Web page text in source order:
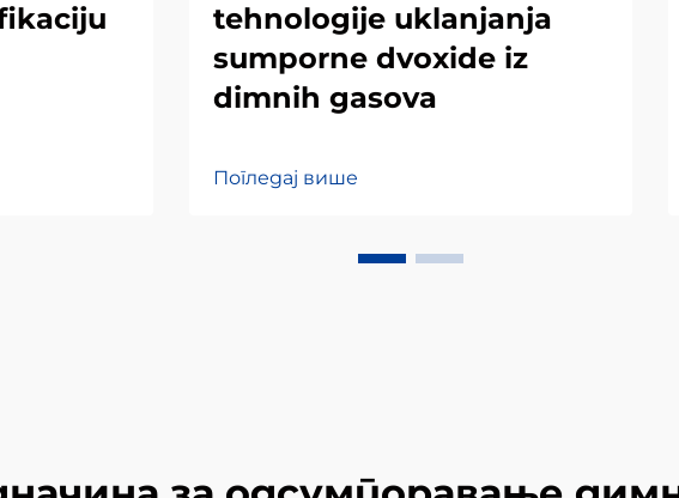
tehnologije uklanjanja
sumporne dvoxide iz
dimnih gasova
Погледај више